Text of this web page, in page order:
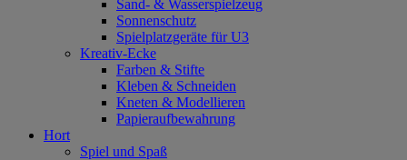
Sand- & Wasserspielzeug
Sonnenschutz
Spielplatzgeräte für U3
Kreativ-Ecke
Farben & Stifte
Kleben & Schneiden
Kneten & Modellieren
Papieraufbewahrung
Hort
Spiel und Spaß